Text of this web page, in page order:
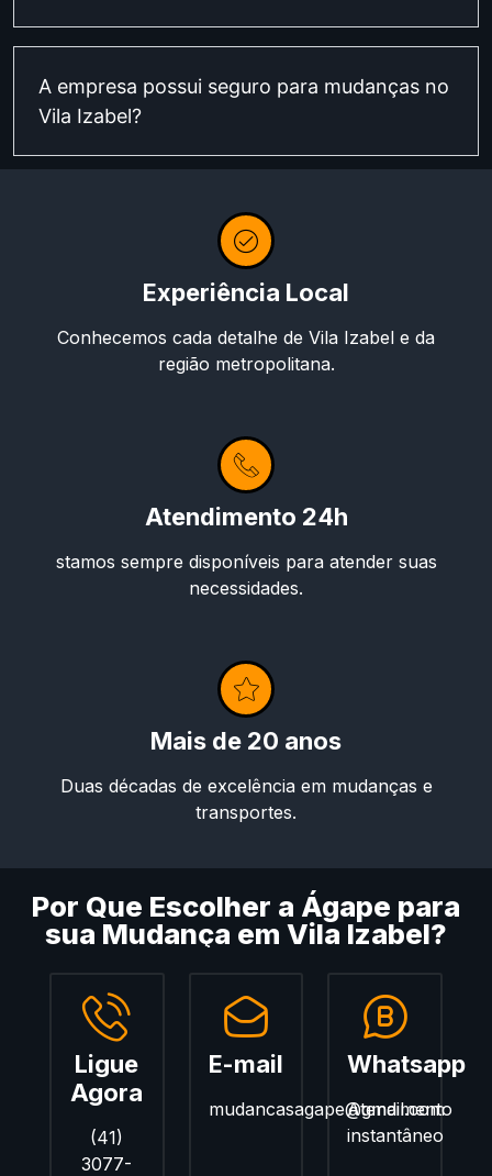
A empresa possui seguro para mudanças no
Vila Izabel?
Experiência Local
Conhecemos cada detalhe de Vila Izabel e da
região metropolitana.
Atendimento 24h
stamos sempre disponíveis para atender suas
necessidades.
Mais de 20 anos
Duas décadas de excelência em mudanças e
transportes.
Por Que Escolher a Ágape para
sua Mudança em Vila Izabel?
Ligue
Agora
(41)
3077-
E-mail
mudancasagape@gmail.com
Whatsapp
Atendimento
instantâneo